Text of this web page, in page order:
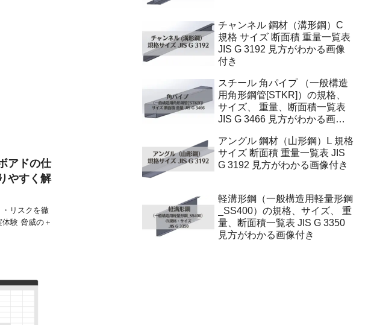
アドの仕
やすく解
リスクを徹
験 脅威の＋
チャンネル 鋼材（溝形鋼）C
規格 サイズ 断面積 重量一覧表
JIS G 3192 見方がわかる画像
付き
スチール 角パイプ （一般構造
用角形鋼管[STKR]）の規格、
サイズ、 重量、断面積一覧表
JIS G 3466 見方がわかる画像
アングル 鋼材（山形鋼）Ⅼ 規格
サイズ 断面積 重量一覧表 JIS
G 3192 見方がわかる画像付き
軽溝形鋼（一般構造用軽量形鋼
_SS400）の規格、サイズ、 重
量、断面積一覧表 JIS G 3350
見方がわかる画像付き